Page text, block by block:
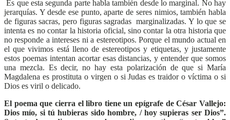
Es que esta segunda parte habla también desde lo marginal. No hay
jerarquías. Y desde ese punto, aparte de seres nimios, también habla
de figuras sacras, pero figuras sagradas marginalizadas. Y lo que se
intenta es no contar la historia oficial, sino contar la otra historia que
no responde a intereses ni a estereotipos. Porque el mundo actual en
el que vivimos está lleno de estereotipos y etiquetas, y justamente
estos poemas intentan acortar esas distancias, y entender que somos
una mezcla. Es decir, no hay esta polarización de que si María
Magdalena es prostituta o virgen o si Judas es traidor o víctima o si
Dios es viril o delicado.
El poema que cierra el libro tiene un epígrafe de César Vallejo:
Dios mío, si tú hubieras sido hombre, / hoy supieras ser Dios”.